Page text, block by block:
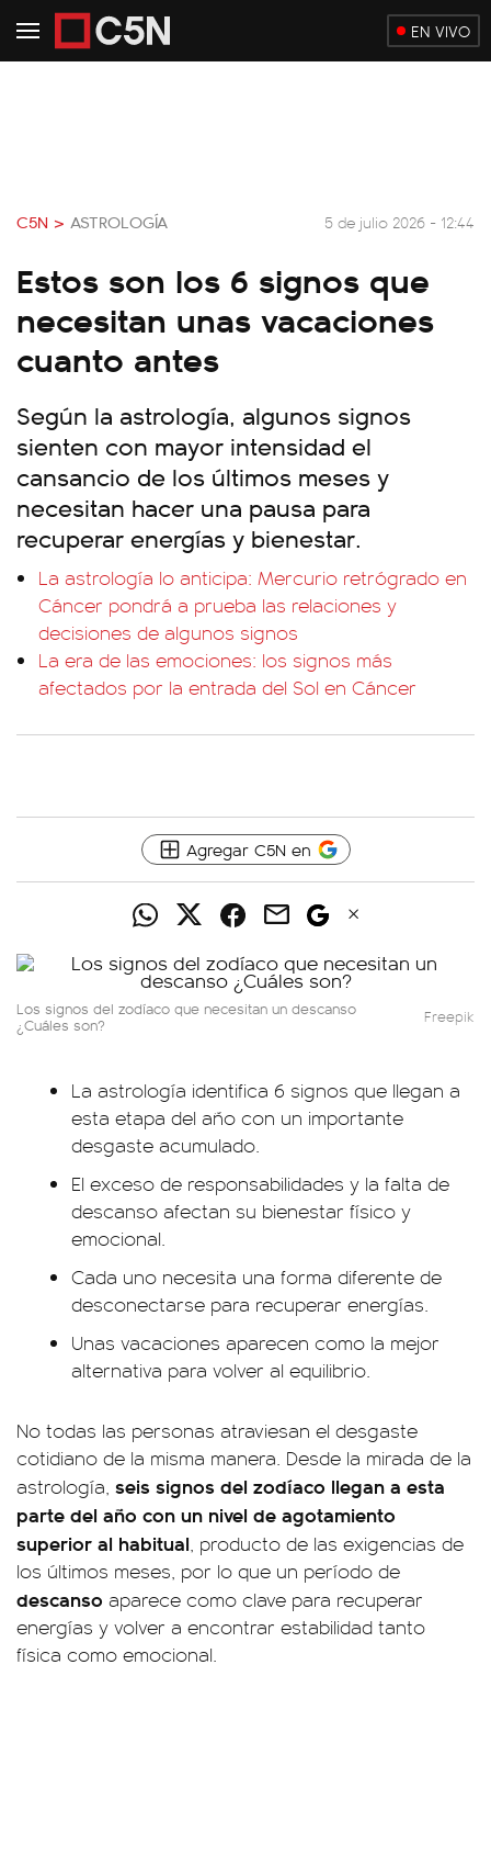
EN VIVO
C5N > ASTROLOGÍA 5 de julio 2026 - 12:44
Estos son los 6 signos que
necesitan unas vacaciones
cuanto antes
Según la astrología, algunos signos
sienten con mayor intensidad el
cansancio de los últimos meses y
necesitan hacer una pausa para
recuperar energías y bienestar.
La astrología lo anticipa: Mercurio retrógrado en
Cáncer pondrá a prueba las relaciones y
decisiones de algunos signos
La era de las emociones: los signos más
afectados por la entrada del Sol en Cáncer
Agregar C5N en
Los signos del zodíaco que necesitan un descanso
¿Cuáles son? Freepik
La astrología identifica 6 signos que llegan a
esta etapa del año con un importante
desgaste acumulado.
El exceso de responsabilidades y la falta de
descanso afectan su bienestar físico y
emocional.
Cada uno necesita una forma diferente de
desconectarse para recuperar energías.
Unas vacaciones aparecen como la mejor
alternativa para volver al equilibrio.
No todas las personas atraviesan el desgaste
cotidiano de la misma manera. Desde la mirada de la
astrología, seis signos del zodíaco llegan a esta
parte del año con un nivel de agotamiento
superior al habitual, producto de las exigencias de
los últimos meses, por lo que un período de
descanso aparece como clave para recuperar
energías y volver a encontrar estabilidad tanto
física como emocional.